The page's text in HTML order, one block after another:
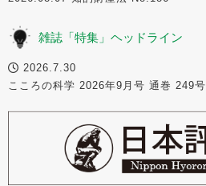
雑誌「特集」ヘッドライン
2026.7.30
こころの科学 2026年9月号 通巻 249号